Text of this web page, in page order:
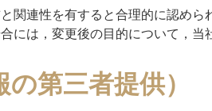
関連性を有すると合理的に認め
には，変更後の目的について，
第三者提供）